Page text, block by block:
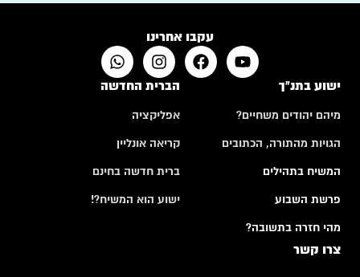
עקבו אחרינו
ישוע בתנ"ך
מיהם יהודים משחיים?
הגויות מהתורה, הכתובים
המשיח בתהילים
פרשת השבוע
מהי חזרה בתשובה?
הברית החדשה
אפליקציה
קריאה אונליין
ברית חדשה בחינם
ישוע הוא המשיח?!
צרו קשר